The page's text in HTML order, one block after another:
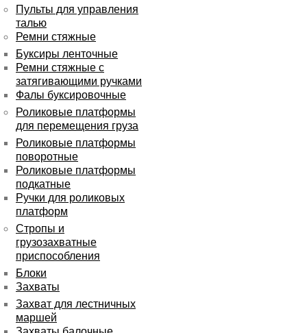
Пульты для управления
талью
Ремни стяжные
Буксиры ленточные
Ремни стяжные с
затягивающими ручками
Фалы буксировочные
Роликовые платформы
для перемещения груза
Роликовые платформы
поворотные
Роликовые платформы
подкатные
Ручки для роликовых
платформ
Стропы и
грузозахватные
приспособления
Блоки
Захваты
Захват для лестничных
маршей